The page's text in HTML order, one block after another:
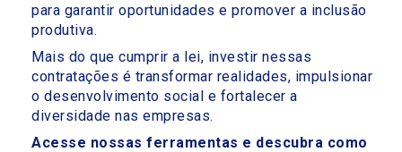
para garantir oportunidades e promover a inclusão
produtiva.
Mais do que cumprir a lei, investir nessas
contratações é transformar realidades, impulsionar
o desenvolvimento social e fortalecer a
diversidade nas empresas.
Acesse nossas ferramentas e descubra como